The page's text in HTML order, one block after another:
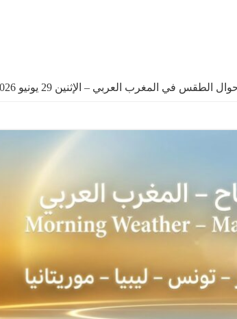
الطقس في المغرب العربي – الإثنين 29 يونيو 2026